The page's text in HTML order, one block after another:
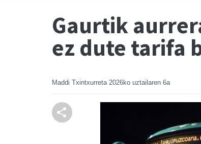
Gaurtik
ez dute tarifa
Maddi Txintxurreta 2026ko uztailaren 6a